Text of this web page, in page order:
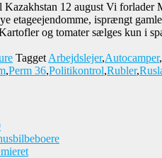
12 august Vi forlader
etageejendomme, isprængt
og tomater sælges kun i
TaggetArbejdslejer,Autocamper,
,Perm 36,Politikontrol,Rubler,